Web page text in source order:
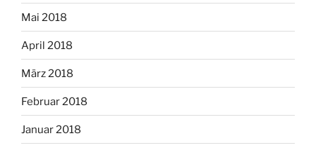
Mai 2018
April 2018
März 2018
Februar 2018
Januar 2018